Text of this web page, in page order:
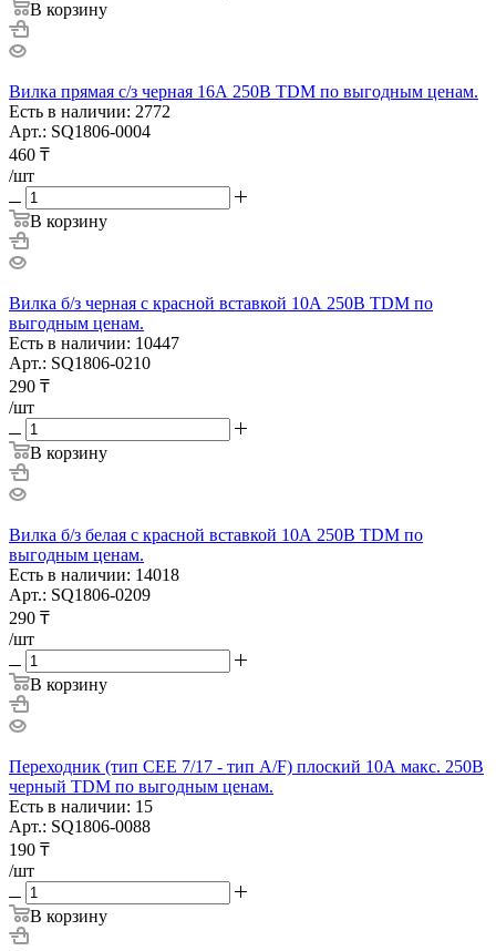
В корзину
Вилка прямая с/з черная 16А 250В TDM по выгодным ценам.
Есть в наличии: 2772
Арт.: SQ1806-0004
460 ₸
/шт
В корзину
Вилка б/з черная с красной вставкой 10А 250В TDM по
выгодным ценам.
Есть в наличии: 10447
Арт.: SQ1806-0210
290 ₸
/шт
В корзину
Вилка б/з белая с красной вставкой 10А 250В TDM по
выгодным ценам.
Есть в наличии: 14018
Арт.: SQ1806-0209
290 ₸
/шт
В корзину
Переходник (тип CEE 7/17 - тип А/F) плоский 10А макс. 250В
черный TDM по выгодным ценам.
Есть в наличии: 15
Арт.: SQ1806-0088
190 ₸
/шт
В корзину